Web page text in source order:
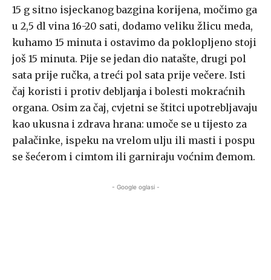
15 g sitno isjeckanog bazgina korijena, močimo ga
u 2,5 dl vina 16-20 sati, dodamo veliku žlicu meda,
kuhamo 15 minuta i ostavimo da poklopljeno stoji
još 15 minuta. Pije se jedan dio natašte, drugi pol
sata prije ručka, a treći pol sata prije večere. Isti
čaj koristi i protiv debljanja i bolesti mokraćnih
organa. Osim za čaj, cvjetni se štitci upotrebljavaju
kao ukusna i zdrava hrana: umoče se u tijesto za
palačinke, ispeku na vrelom ulju ili masti i pospu
se šećerom i cimtom ili garniraju voćnim đemom.
- Google oglasi -